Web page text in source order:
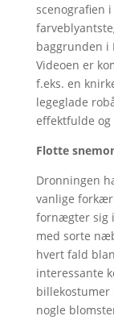
scenografien
baggrunden i
Videoen er
f.eks. en
legeglade
effektfulde
Flotte
Dronningen
vanlige
fornægter sig
med sorte
hvert fald
interessante
billekostumer
nogle